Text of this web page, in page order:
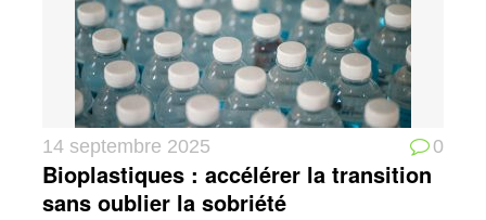
14 septembre 2025 0
Bioplastiques : accélérer la transition
sans oublier la sobriété